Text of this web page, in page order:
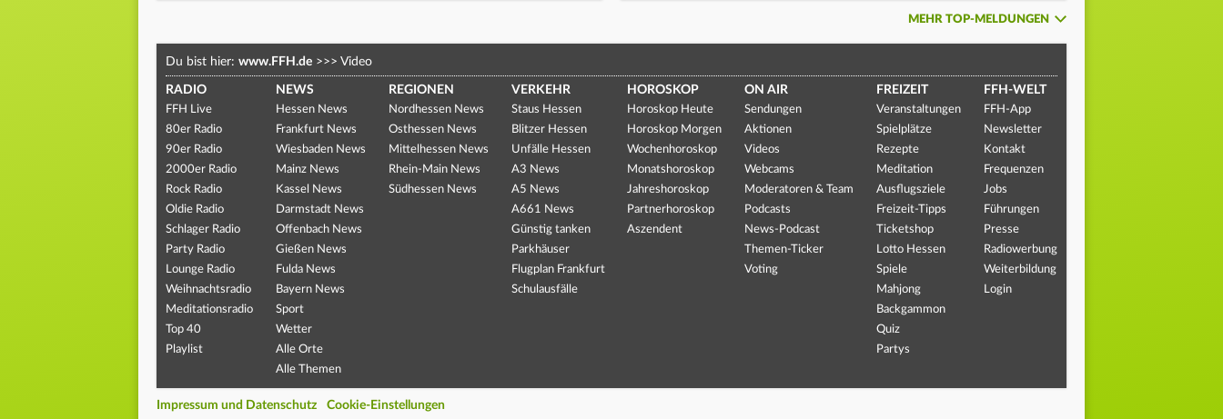
MEHR TOP-MELDUNGEN
Du bist hier: www.FFH.de >>> Video
RADIO
FFH Live
80er Radio
90er Radio
2000er Radio
Rock Radio
Oldie Radio
Schlager Radio
Party Radio
Lounge Radio
Weihnachtsradio
Meditationsradio
Top 40
Playlist
NEWS
Hessen News
Frankfurt News
Wiesbaden News
Mainz News
Kassel News
Darmstadt News
Offenbach News
Gießen News
Fulda News
Bayern News
Sport
Wetter
Alle Orte
Alle Themen
REGIONEN
Nordhessen News
Osthessen News
Mittelhessen News
Rhein-Main News
Südhessen News
VERKEHR
Staus Hessen
Blitzer Hessen
Unfälle Hessen
A3 News
A5 News
A661 News
Günstig tanken
Parkhäuser
Flugplan Frankfurt
Schulausfälle
HOROSKOP
Horoskop Heute
Horoskop Morgen
Wochenhoroskop
Monatshoroskop
Jahreshoroskop
Partnerhoroskop
Aszendent
ON AIR
Sendungen
Aktionen
Videos
Webcams
Moderatoren & Team
Podcasts
News-Podcast
Themen-Ticker
Voting
FREIZEIT
Veranstaltungen
Spielplätze
Rezepte
Meditation
Ausflugsziele
Freizeit-Tipps
Ticketshop
Lotto Hessen
Spiele
Mahjong
Backgammon
Quiz
Partys
FFH-WELT
FFH-App
Newsletter
Kontakt
Frequenzen
Jobs
Führungen
Presse
Radiowerbung
Weiterbildung
Login
Impressum und Datenschutz Cookie-Einstellungen